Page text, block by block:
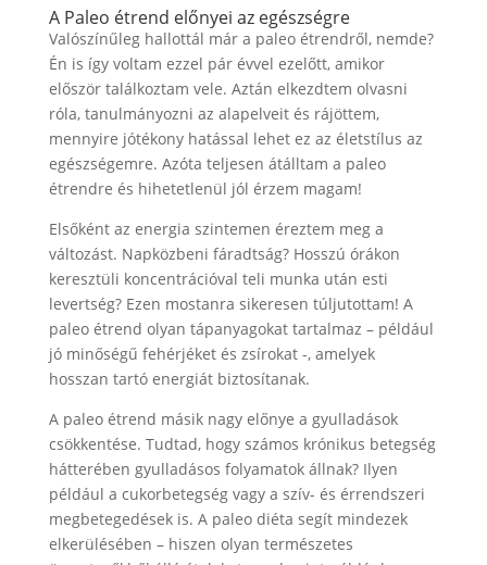
A Paleo étrend előnyei az egészségre
Valószínűleg hallottál már a paleo étrendről, nemde?
Én is így voltam ezzel pár évvel ezelőtt, amikor
először találkoztam vele. Aztán elkezdtem olvasni
róla, tanulmányozni az alapelveit és rájöttem,
mennyire jótékony hatással lehet ez az életstílus az
egészségemre. Azóta teljesen átálltam a paleo
étrendre és hihetetlenül jól érzem magam!
Elsőként az energia szintemen éreztem meg a
változást. Napközbeni fáradtság? Hosszú órákon
keresztüli koncentrációval teli munka után esti
levertség? Ezen mostanra sikeresen túljutottam! A
paleo étrend olyan tápanyagokat tartalmaz – például
jó minőségű fehérjéket és zsírokat -, amelyek
hosszan tartó energiát biztosítanak.
A paleo étrend másik nagy előnye a gyulladások
csökkentése. Tudtad, hogy számos krónikus betegség
hátterében gyulladásos folyamatok állnak? Ilyen
például a cukorbetegség vagy a szív- és érrendszeri
megbetegedések is. A paleo diéta segít mindezek
elkerülésében – hiszen olyan természetes